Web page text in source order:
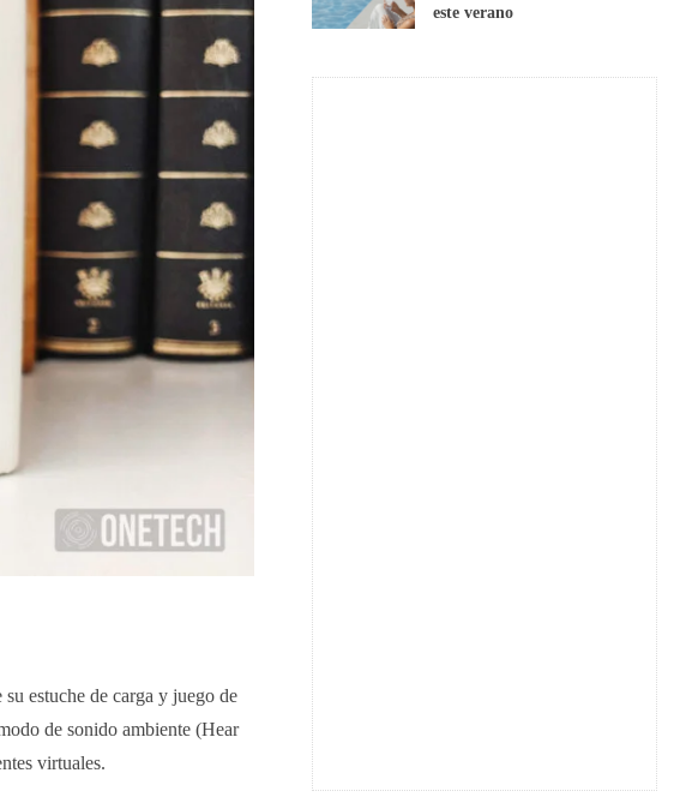
estuche de carga y juego de
de sonido ambiente (Hear
virtuales.
este verano